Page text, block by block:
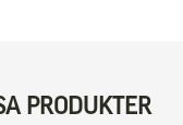
PRODUKTER